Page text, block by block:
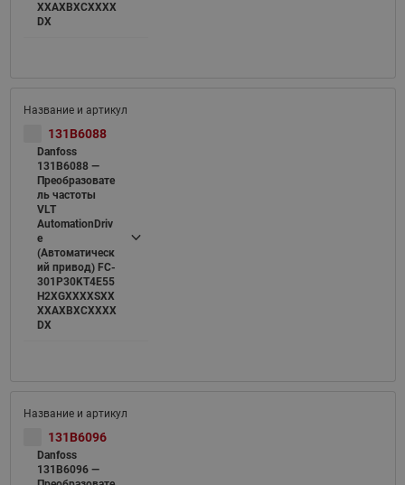
XXAXBXCXXXX
DX
131B6088
Danfoss
131B6088 —
Преобразовате
ль частоты
VLT
AutomationDriv
e
(Автоматическ
ий привод) FC-
301P30KT4E55
H2XGXXXXSXX
XXAXBXCXXXX
DX
131B6096
Danfoss
131B6096 —